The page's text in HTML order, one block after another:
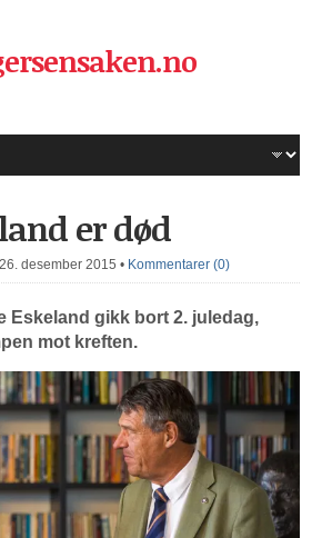
er død
26. desember 2015 • Kommentarer (0)
Eskeland gikk bort 2. juledag,
mot kreften.